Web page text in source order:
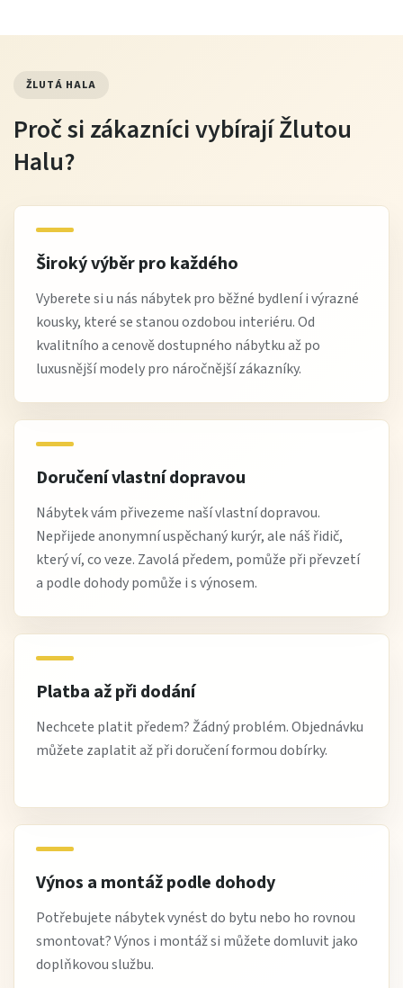
ŽLUTÁ HALA
Proč si zákazníci vybírají Žlutou
Halu?
Široký výběr pro každého
Vyberete si u nás nábytek pro běžné bydlení i výrazné
kousky, které se stanou ozdobou interiéru. Od
kvalitního a cenově dostupného nábytku až po
luxusnější modely pro náročnější zákazníky.
Doručení vlastní dopravou
Nábytek vám přivezeme naší vlastní dopravou.
Nepřijede anonymní uspěchaný kurýr, ale náš řidič,
který ví, co veze. Zavolá předem, pomůže při převzetí
a podle dohody pomůže i s výnosem.
Platba až při dodání
Nechcete platit předem? Žádný problém. Objednávku
můžete zaplatit až při doručení formou dobírky.
Výnos a montáž podle dohody
Potřebujete nábytek vynést do bytu nebo ho rovnou
smontovat? Výnos i montáž si můžete domluvit jako
doplňkovou službu.